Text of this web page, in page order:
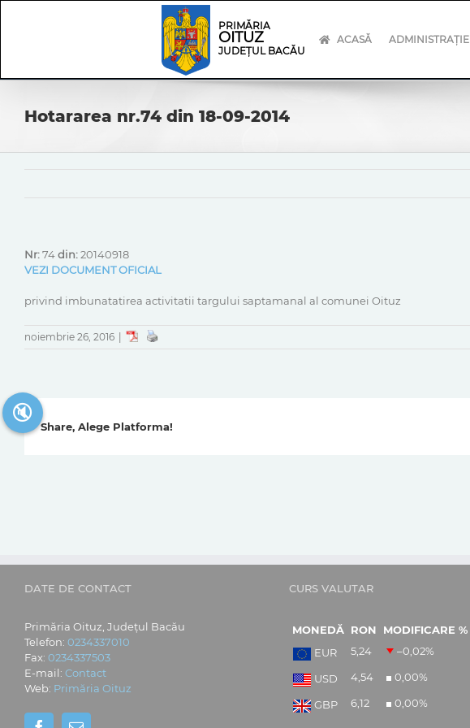
PRIMĂRIA
OITUZ
JUDEȚUL BACĂU
ACASĂ ADMINISTRAȚIE
Hotararea nr.74 din 18-09-2014
Nr:74din:20140918
VEZI DOCUMENT OFICIAL
privind imbunatatirea activitatii targului saptamanal al comunei Oituz
noiembrie 26, 2016
Share, Alege Platforma!
DATE DE CONTACT
Primăria Oituz, Județul Bacău
Telefon: 0234337010
Fax: 0234337503
E-mail: Contact
Web: Primăria Oituz
CURS VALUTAR
MONEDĂ RON
MODIFICARE %
EUR
5,24 –0,02%
USD 4,54 0,00%
GBP 6,12 0,00%
🔇